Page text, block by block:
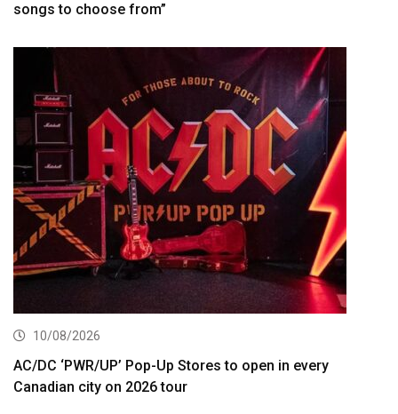
songs to choose from”
10/08/2026
AC/DC ‘PWR/UP’ Pop-Up Stores to open in every
Canadian city on 2026 tour